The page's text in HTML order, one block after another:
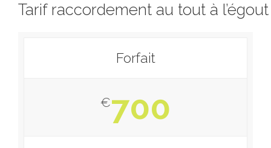
Tarif raccordement au tout à l’égout
Forfait
€700